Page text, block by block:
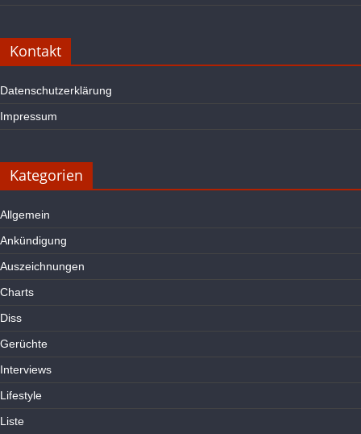
Kontakt
Datenschutzerklärung
Impressum
Kategorien
Allgemein
Ankündigung
Auszeichnungen
Charts
Diss
Gerüchte
Interviews
Lifestyle
Liste